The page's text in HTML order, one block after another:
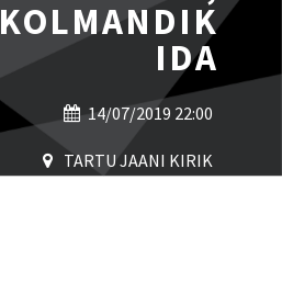
KOLMANDIK
IDA
14/07/2019 22:00
TARTU JAANI KIRIK